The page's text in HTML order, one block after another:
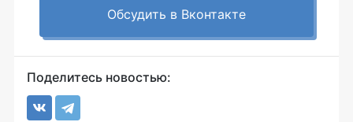
Обсудить в Вконтакте
Поделитесь новостью: